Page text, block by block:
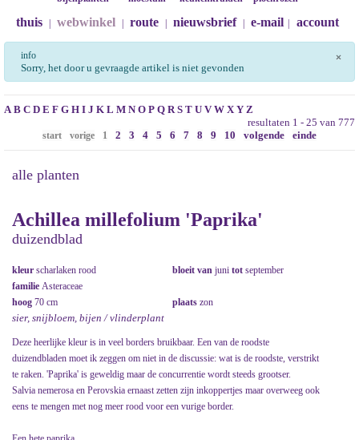
thuis webwinkel route nieuwsbrief e-mail account
×
info
Sorry, het door u gevraagde artikel is niet gevonden
A B C D E F G H I J K L M N O P Q R S T U V W X Y Z
resultaten 1 - 25 van 777
start vorige 1 2 3 4 5 6 7 8 9 10 volgende einde
alle planten
Achillea millefolium 'Paprika'
duizendblad
kleur scharlaken rood bloeit van juni tot september
familie Asteraceae
hoog 70 cm plaats zon
sier, snijbloem, bijen / vlinderplant
Deze heerlijke kleur is in veel borders bruikbaar. Een van de roodste
duizendbladen moet ik zeggen om niet in de discussie: wat is de roodste, verstrikt
te raken. 'Paprika' is geweldig maar de concurrentie wordt steeds grootser.
Salvia nemerosa en Perovskia ernaast zetten zijn inkoppertjes maar overweeg ook
eens te mengen met nog meer rood voor een vurige border.